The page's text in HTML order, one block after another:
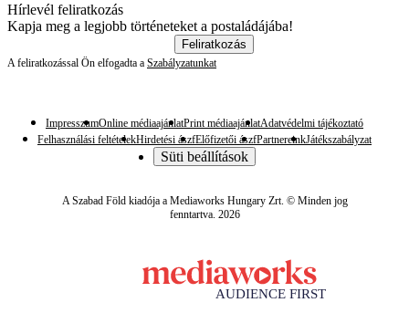
Hírlevél feliratkozás
Kapja meg a legjobb történeteket a postaládájába!
Feliratkozás
A feliratkozással Ön elfogadta a Szabályzatunkat
ImpresszumOnline médiaajánlatPrint médiaajánlatAdatvédelmi tájékoztató
Felhasználási feltételekHirdetési ászfElőfizetői ászfPartnereinkJátékszabályzat
Süti beállítások
A Szabad Föld kiadója a Mediaworks Hungary Zrt. © Minden jog
fenntartva. 2026